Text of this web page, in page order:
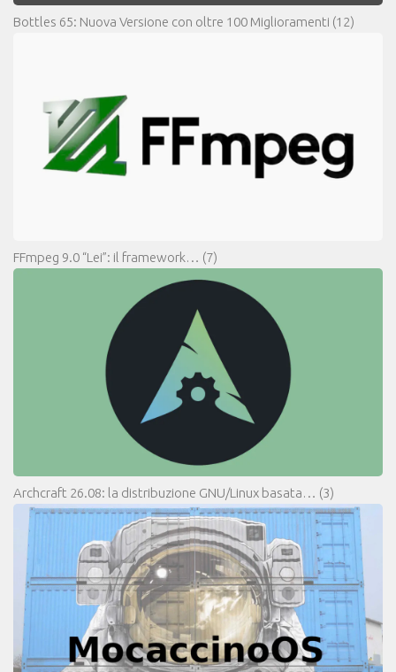
Bottles 65: Nuova Versione con oltre 100 Miglioramenti (12)
FFmpeg 9.0 “Lei”: il framework… (7)
Archcraft 26.08: la distribuzione GNU/Linux basata… (3)